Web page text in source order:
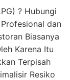
? Hubungi
dan
Biasanya
Karena Itu
Terpisah
Resiko